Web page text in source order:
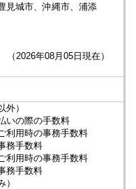
見城市、沖縄市、浦添
（2026年08月05日現在）
外）
いの際の手数料
利用時の事務手数料
務手数料
利用時の事務手数料
務手数料
）